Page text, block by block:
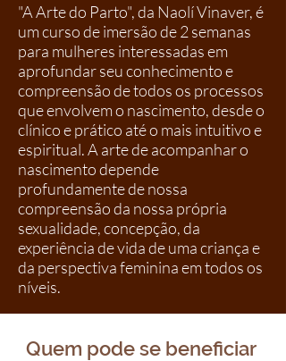
"A Arte do Parto", da Naolí Vinaver, é
um curso de imersão de 2 semanas
para mulheres interessadas em
aprofundar seu conhecimento e
compreensão de todos os processos
que envolvem o nascimento, desde o
clínico e prático até o mais intuitivo e
espiritual. A arte de acompanhar o
nascimento depende
profundamente de nossa
compreensão da nossa própria
sexualidade, concepção, da
experiência de vida de uma criança e
da perspectiva feminina em todos os
níveis.
Quem pode se beneficiar